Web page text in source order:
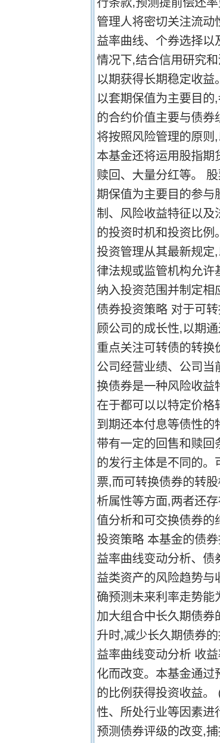
管理人将密切关注流
益率曲线、个券选择
情况下,结合信用研究
以期获得长期稳定收
以套期保值为主要目
的合约价值主要与债
将按照风险管理的原
本基金还将运用股指
赎回、大量分红等。
期保值为主要目的参
制、风险收益特征以
的投资时机和投资比
投资管理从其最新规
律法规或监管机构允
纳入投资范围并制定
债券投资策略 对于可
顾公司的成长性,以期
重点关注可转债的转
公司经营业绩、公司
换债券是一种风险收
在于都可以以特定价
到期还本付息等债性
带有一定的回售和赎
的发行主体是不同的
票,而可转换债券的转
析属性等方面,两者还
值分析和可交换债券
投资策略 本基金的债
益率曲线变动分析、
益类资产的风险趋势
确预测未来利率走势
加大组合中长久期债
升时,减少长久期债券
益率曲线变动分析 收
化而改变。本基金通
的比例获得投资收益
性、所处行业等因素
预测债券评级的改变,